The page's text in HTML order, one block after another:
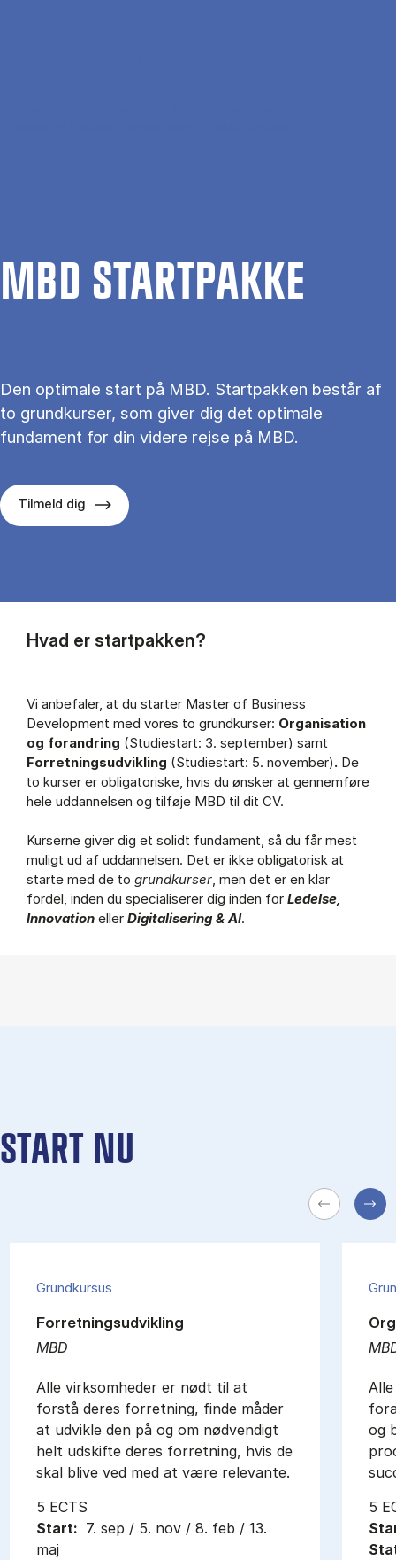
MBD START­PAK­KE
Den optimale start på MBD. Startpakken består af
to grundkurser, som giver dig det optimale
fundament for din videre rejse på MBD.
Tilmeld dig
Hvad er startpakken?
Vi anbefaler, at du starter Master of Business
Development med vores to grundkurser: Organisation
og forandring (Studiestart: 3. september) samt
Forretningsudvikling (Studiestart: 5. november). De
to kurser er obligatoriske, hvis du ønsker at gennemføre
hele uddannelsen og tilføje MBD til dit CV.
Kurserne giver dig et solidt fundament, så du får mest
muligt ud af uddannelsen. Det er ikke obligatorisk at
starte med de to grundkurser, men det er en klar
fordel, inden du specialiserer dig inden for Ledelse,
Innovation eller Digitalisering & AI.
START NU
Grundkursus
MBD
Forretningsudvikling
Alle virksomheder er nødt til at
forstå deres forretning, finde måder
at udvikle den på og om nødvendigt
helt udskifte deres forretning, hvis de
skal blive ved med at være relevante.
5 ECTS
Start: 7. sep / 5. nov / 8. feb / 13.
maj
og
5